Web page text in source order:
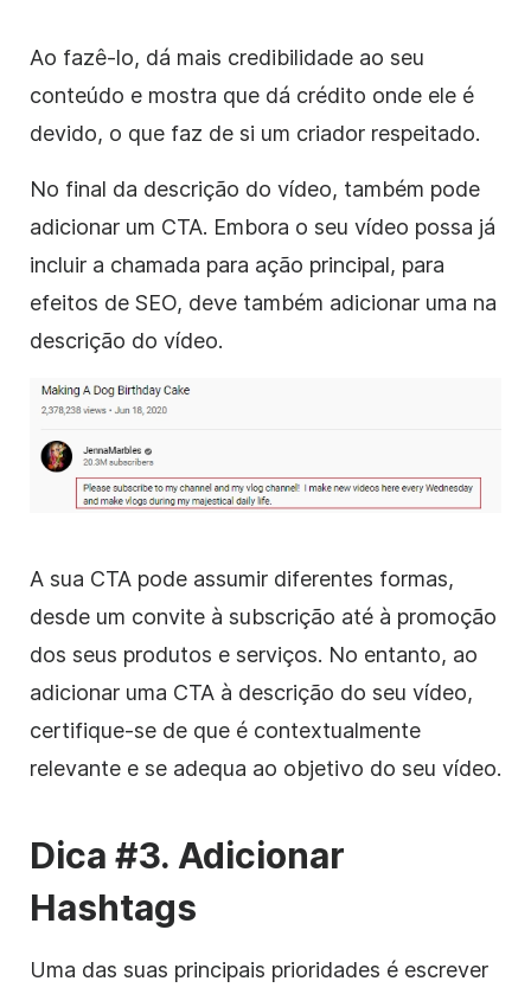
Ao fazê-lo, dá mais credibilidade ao seu
conteúdo e mostra que dá crédito onde ele é
devido, o que faz de si um criador respeitado.
No final da descrição do vídeo, também pode
adicionar um CTA. Embora o seu vídeo possa já
incluir a chamada para ação principal, para
efeitos de SEO, deve também adicionar uma na
descrição do vídeo.
A sua CTA pode assumir diferentes formas,
desde um convite à subscrição até à promoção
dos seus produtos e serviços. No entanto, ao
adicionar uma CTA à descrição do seu vídeo,
certifique-se de que é contextualmente
relevante e se adequa ao objetivo do seu vídeo.
Dica #3. Adicionar
Hashtags
Uma das suas principais prioridades é escrever